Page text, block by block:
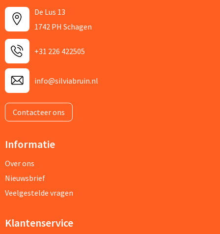
De Lus 13
1742 PH Schagen
+31 226 422505
info@silviabruin.nl
Contacteer ons
Informatie
Over ons
Nieuwsbrief
Veelgestelde vragen
Klantenservice